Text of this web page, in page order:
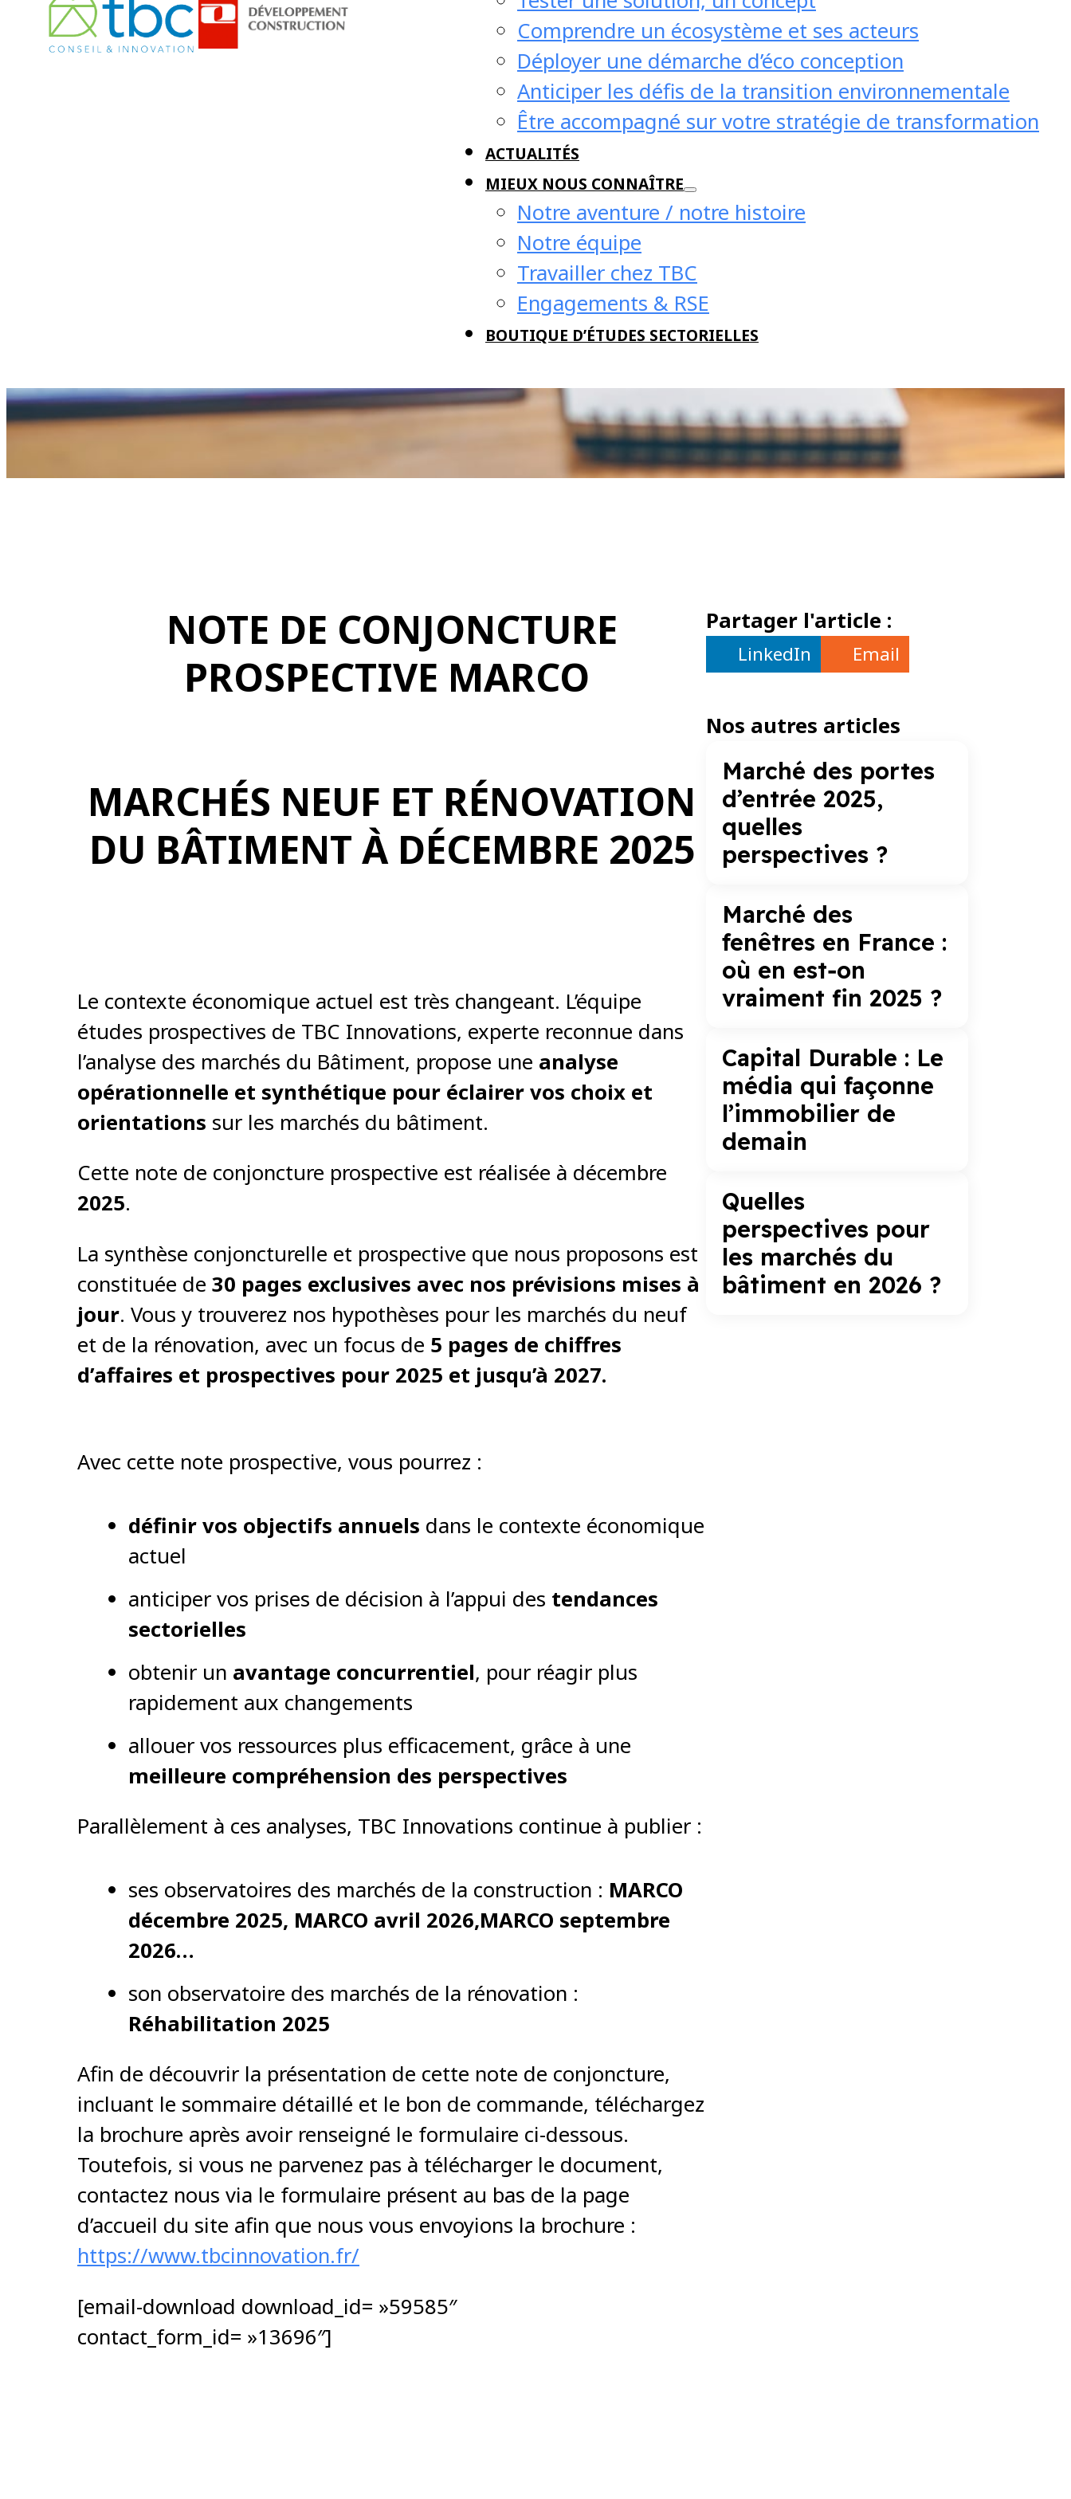
Comprendre un écosystème et ses acteurs
Déployer une démarche d’éco conception
Anticiper les défis de la transition environnementale
Être accompagné sur votre stratégie de transformation
ACTUALITÉS
MIEUX NOUS CONNAÎTRE
Notre aventure / notre histoire
Notre équipe
Travailler chez TBC
Engagements & RSE
BOUTIQUE D’ÉTUDES SECTORIELLES
prospective des marchés
du bâtiment 2026
Développement Construction Etudes de marché 19/08/2024
NOTE DE CONJONCTURE
PROSPECTIVE MARCO
MARCHÉS NEUF ET RÉNOVATION
DU BÂTIMENT À DÉCEMBRE 2025
Le contexte économique actuel est très changeant. L’équipe
études prospectives de TBC Innovations, experte reconnue dans
l’analyse des marchés du Bâtiment, propose une analyse
opérationnelle et synthétique pour éclairer vos choix et
orientations sur les marchés du bâtiment.
Cette note de conjoncture prospective est réalisée à décembre
2025.
La synthèse conjoncturelle et prospective que nous proposons est
constituée de 30 pages exclusives avec nos prévisions mises à
jour. Vous y trouverez nos hypothèses pour les marchés du neuf
et de la rénovation, avec un focus de 5 pages de chiffres
d’affaires et prospectives pour 2025 et jusqu’à 2027.
Avec cette note prospective, vous pourrez :
définir vos objectifs annuels dans le contexte économique
actuel
anticiper vos prises de décision à l’appui des tendances
sectorielles
obtenir un avantage concurrentiel, pour réagir plus
rapidement aux changements
allouer vos ressources plus efficacement, grâce à une
meilleure compréhension des perspectives
Parallèlement à ces analyses, TBC Innovations continue à publier :
ses observatoires des marchés de la construction : MARCO
décembre 2025, MARCO avril 2026,MARCO septembre
2026…
son observatoire des marchés de la rénovation :
Réhabilitation 2025
Afin de découvrir la présentation de cette note de conjoncture,
incluant le sommaire détaillé et le bon de commande, téléchargez
la brochure après avoir renseigné le formulaire ci-dessous.
Toutefois, si vous ne parvenez pas à télécharger le document,
contactez nous via le formulaire présent au bas de la page
d’accueil du site afin que nous vous envoyions la brochure :
https://www.tbcinnovation.fr/
[email-download download_id= »59585″
contact_form_id= »13696″]
Partager l'article :
LinkedIn Email
Nos autres articles
Marché des portes
d’entrée 2025,
quelles
perspectives ?
Marché des
fenêtres en France :
où en est‑on
vraiment fin 2025 ?
Capital Durable : Le
média qui façonne
l’immobilier de
demain
Quelles
perspectives pour
les marchés du
bâtiment en 2026 ?